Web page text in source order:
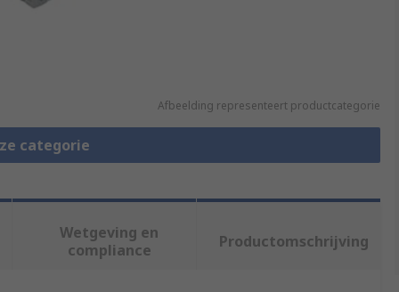
Afbeelding representeert productcategorie
categorie
Wetgeving en
compliance
Productomschrijving